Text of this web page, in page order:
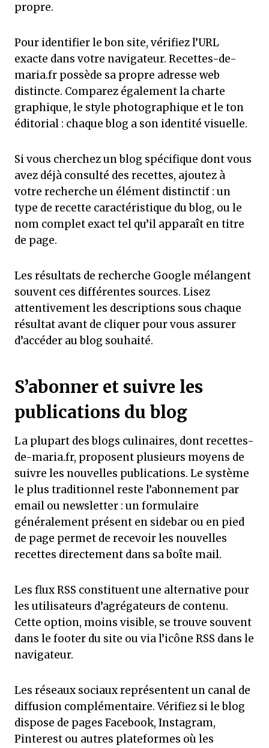
propre.
Pour identifier le bon site, vérifiez l’URL
exacte dans votre navigateur. Recettes-de-
maria.fr possède sa propre adresse web
distincte. Comparez également la charte
graphique, le style photographique et le ton
éditorial : chaque blog a son identité visuelle.
Si vous cherchez un blog spécifique dont vous
avez déjà consulté des recettes, ajoutez à
votre recherche un élément distinctif : un
type de recette caractéristique du blog, ou le
nom complet exact tel qu’il apparaît en titre
de page.
Les résultats de recherche Google mélangent
souvent ces différentes sources. Lisez
attentivement les descriptions sous chaque
résultat avant de cliquer pour vous assurer
d’accéder au blog souhaité.
S’abonner et suivre les
publications du blog
La plupart des blogs culinaires, dont recettes-
de-maria.fr, proposent plusieurs moyens de
suivre les nouvelles publications. Le système
le plus traditionnel reste l’abonnement par
email ou newsletter : un formulaire
généralement présent en sidebar ou en pied
de page permet de recevoir les nouvelles
recettes directement dans sa boîte mail.
Les flux RSS constituent une alternative pour
les utilisateurs d’agrégateurs de contenu.
Cette option, moins visible, se trouve souvent
dans le footer du site ou via l’icône RSS dans le
navigateur.
Les réseaux sociaux représentent un canal de
diffusion complémentaire. Vérifiez si le blog
dispose de pages Facebook, Instagram,
Pinterest ou autres plateformes où les